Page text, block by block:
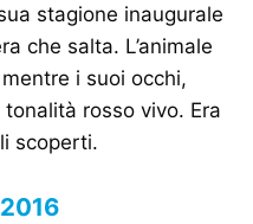
stagione inaugurale
che salta. L’animale
i suoi occhi,
rosso vivo. Era
scoperti.